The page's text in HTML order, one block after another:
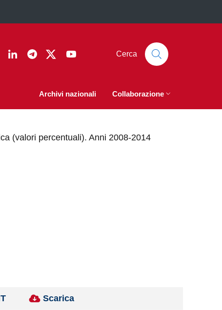
InstagramLinkedinTelegram
Twitter Cerca
Archivi nazionali Collaborazione
(valori percentuali). Anni 2008-2014
Scarica